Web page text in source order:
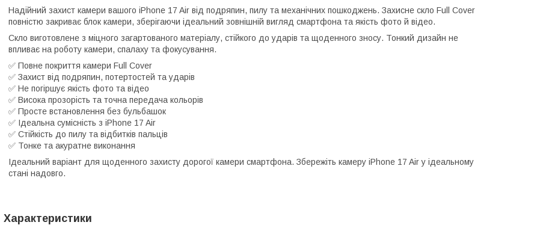
Надійний захист камери вашого iPhone 17 Air від подряпин, пилу та механічних пошкоджень. Захисне скло Full Cover
повністю закриває блок камери, зберігаючи ідеальний зовнішній вигляд смартфона та якість фото й відео.
Скло виготовлене з міцного загартованого матеріалу, стійкого до ударів та щоденного зносу. Тонкий дизайн не
впливає на роботу камери, спалаху та фокусування.
✅ Повне покриття камери Full Cover
✅ Захист від подряпин, потертостей та ударів
✅ Не погіршує якість фото та відео
✅ Висока прозорість та точна передача кольорів
✅ Просте встановлення без бульбашок
✅ Ідеальна сумісність з iPhone 17 Air
✅ Стійкість до пилу та відбитків пальців
✅ Тонке та акуратне виконання
Ідеальний варіант для щоденного захисту дорогої камери смартфона. Збережіть камеру iPhone 17 Air у ідеальному
стані надовго.
Характеристики